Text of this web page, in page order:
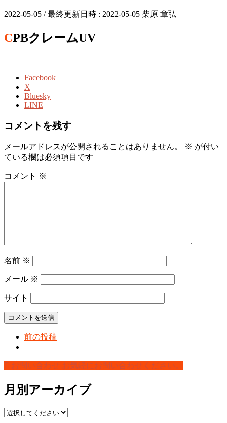
2022-05-05 / 最終更新日時 : 2022-05-05 柴原 章弘
CPBクレームUV
Facebook
X
Bluesky
LINE
コメントを残す
メールアドレスが公開されることはありません。 ※ が付い
ている欄は必須項目です
コメント ※
名前 ※
メール ※
サイト
前の投稿
お問い合わせ お気軽にお問い合わせください。
月別アーカイブ